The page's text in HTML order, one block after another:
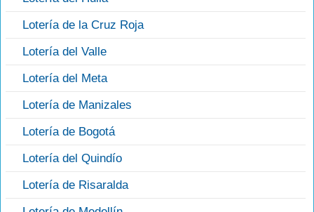
Lotería de la Cruz Roja
Lotería del Valle
Lotería del Meta
Lotería de Manizales
Lotería de Bogotá
Lotería del Quindío
Lotería de Risaralda